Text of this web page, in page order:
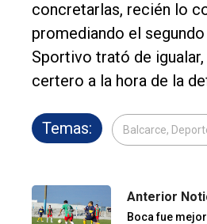
Edición
Empresa
Nosotros
concretarlas, recién lo
promediando el
Sportivo trató de
certero a la hora de la
Temas: Balcarce,
Anterior
Boca fue